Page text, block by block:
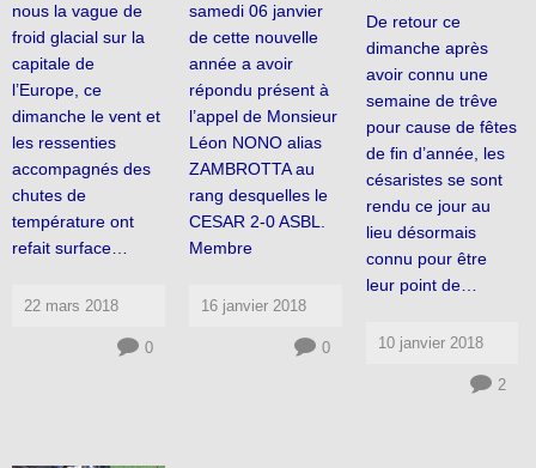
nous la vague de
froid glacial sur la
capitale de
l’Europe, ce
dimanche le vent et
les ressenties
accompagnés des
chutes de
température ont
refait surface…
22 mars 2018
0
samedi 06 janvier
de cette nouvelle
année a avoir
répondu présent à
l’appel de Monsieur
Léon NONO alias
ZAMBROTTA au
rang desquelles le
CESAR 2-0 ASBL.
Membre
16 janvier 2018
0
De retour ce
dimanche après
avoir connu une
semaine de trêve
pour cause de fêtes
de fin d’année, les
césaristes se sont
rendu ce jour au
lieu désormais
connu pour être
leur point de…
10 janvier 2018
2